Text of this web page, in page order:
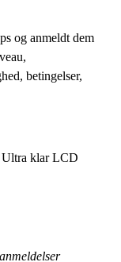
og anmeldt dem
betingelser,
klar LCD
anmeldelser